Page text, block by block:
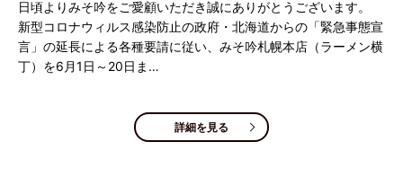
日頃よりみそ吟をご愛顧いただき誠にありがとうございます。
新型コロナウィルス感染防止の政府・北海道からの「緊急事態宣
言」の延長による各種要請に従い、みそ吟札幌本店（ラーメン横
丁）を6月1日～20日ま…
詳細を見る